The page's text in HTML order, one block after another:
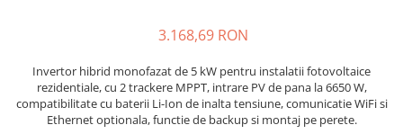
Accesorii stocare
Structura
Structura acoperis tigla
3.168,69 RON
Invertor hibrid monofazat de 5 kW pentru instalatii fotovoltaice
rezidentiale, cu 2 trackere MPPT, intrare PV de pana la 6650 W,
compatibilitate cu baterii Li-Ion de inalta tensiune, comunicatie WiFi si
Ethernet optionala, functie de backup si montaj pe perete.